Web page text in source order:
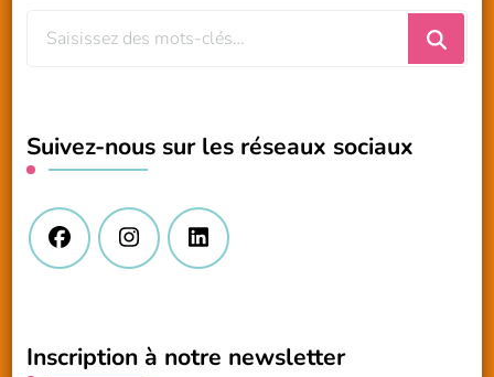
?
Suivez-nous sur les réseaux sociaux
Inscription à notre newsletter